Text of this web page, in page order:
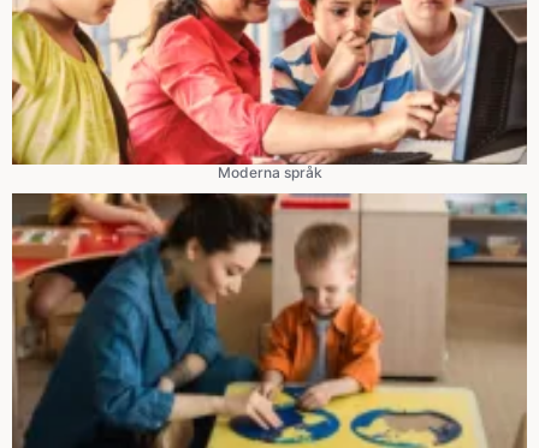
Moderna språk